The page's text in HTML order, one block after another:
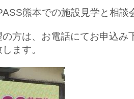
熊本での施設見学と相談
方は、お電話にてお申込
ます。